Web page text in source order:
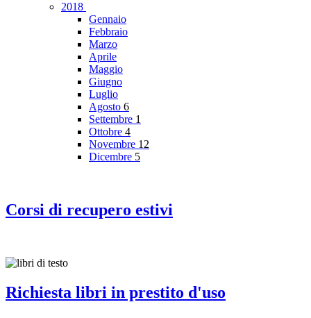
2018
Gennaio
Febbraio
Marzo
Aprile
Maggio
Giugno
Luglio
Agosto 6
Settembre 1
Ottobre 4
Novembre 12
Dicembre 5
Corsi di recupero estivi
Richiesta libri in prestito d'uso